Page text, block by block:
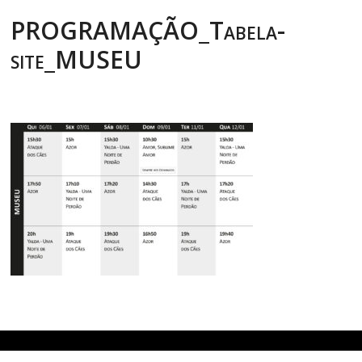
PROGRAMAÇÃO_Tabela-
site_MUSEU